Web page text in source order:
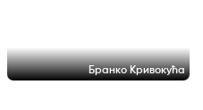
Бранко Кривокућа